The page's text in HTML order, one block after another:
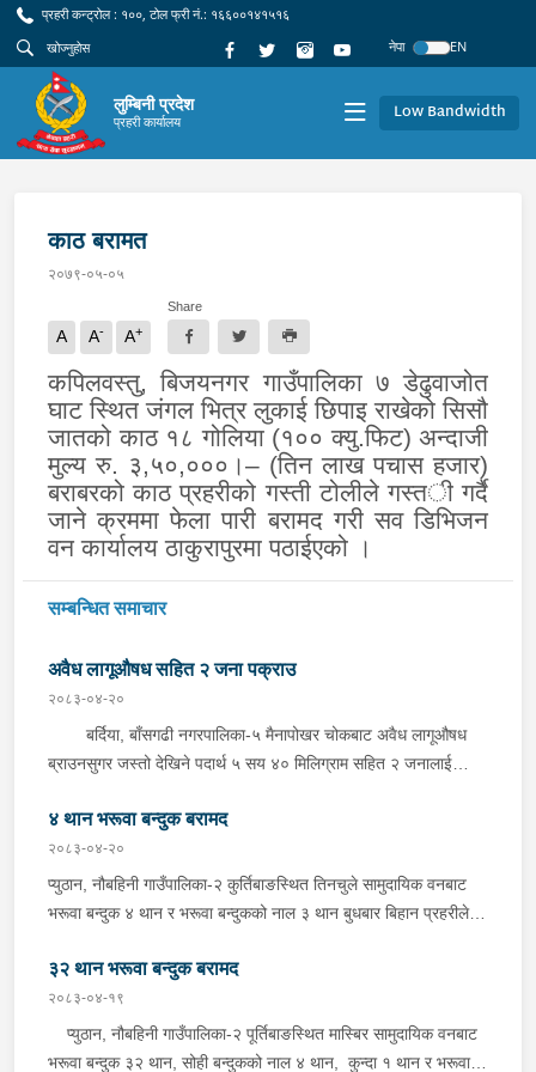
प्रहरी कन्ट्रोल : १००, टोल फ्री नं.: १६६००१४१५१६
नेपा
EN
लुम्बिनी प्रदेश
प्रहरी कार्यालय Low Bandwidth
काठ बरामत
२०७९-०५-०५
A A- A+
Share
कपिलवस्तु, बिजयनगर गाउँपालिका ७ डेढुवाजोत
घाट स्थित जंगल भित्रलुकाई छिपाइ राखेको सिसौ
जातको काठ १८ गोलिया (१०० क्यु.फिट) अन्दाजी
मुल्य रु. ३,५०,०००।– (तिन लाख पचास हजार)
बराबरको काठप्रहरीको गस्ती टोलीलेगस्तीगर्दै
जाने क्रममा फेला पारी बरामद गरी सव डिभिजन
वन कार्यालय ठाकुरापुरमा पठाईएको ।
सम्बन्धित समाचार
अवैध लागूऔषध सहित २ जना पक्राउ
२०८३-०४-२०
बर्दिया, बाँसगढी नगरपालिका-५ मैनापोखर चोकबाट अवैध लागूऔषध
ब्राउनसुगर जस्तो देखिने पदार्थ ५ सय ४० मिलिग्राम सहित २ जनालाई
नगरपालिका-६ बस्ने २४ वर्षीय किरण नेपाली र ३६ वर्षीय सतिराम थारू रहेका
छन् । इलाका प्रहरी कार्यालय मोतिपुरबाट खटिएको प्रहरीले दमौलीबाट
बासगढीतर्फ आउँदै गरेको भे.५ प २०३९ नम्बरको मोटरसाइकलमा सवार
उनीहरूलाई उक्त पदार्थ सहित पक्राउ गरेको हो ।यस सम्बन्धमा प्रहरीले
४ थान भरूवा बन्दुक बरामद
२०८३-०४-२०
प्युठान, नौबहिनी गाउँपालिका-२ कुर्तिबाङस्थित तिनचुले सामुदायिक वनबाट
भरूवा बन्दुक ४ थान र भरूवा बन्दुकको नाल ३ थान बुधबार बिहान प्रहरीले
उक्त बन्दुक फेला पारी बरामद गरेको हो । यस सम्बन्धमा प्रहरीले आवश्यक
अनुसन्धान गरिरहेको छ ।
३२ थान भरूवा बन्दुक बरामद
२०८३-०४-१९
प्युठान, नौबहिनी गाउँपालिका-२ पूर्तिबाङस्थित मास्बिर सामुदायिक वनबाट
भरूवा बन्दुक ३२ थान, सोही बन्दुकको नाल ४ थान, कुन्दा १ थान र भरूवा